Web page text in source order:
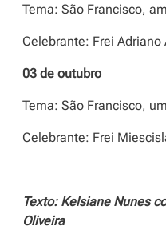
Tema: São Francisco,
Celebrante: Frei Adriano
03 de outubro
Tema: São Francisco,
Celebrante: Frei
Texto: Kelsiane Nunes
Oliveira